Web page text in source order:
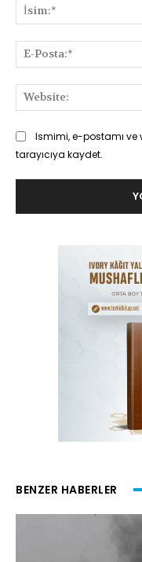
Ismimi, e-postamı ve
tarayıcıya kaydet.
BENZER HABERLER